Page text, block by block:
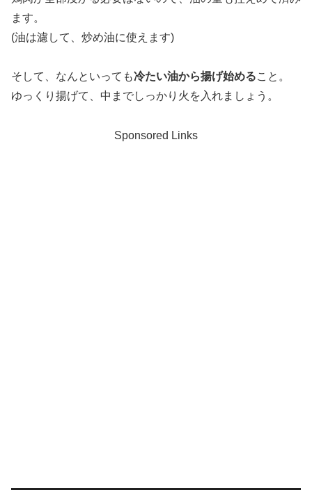
ます。
(油は濾して、炒め油に使えます)
そして、なんといっても冷たい油から揚げ始めること。
ゆっくり揚げて、中までしっかり火を入れましょう。
Sponsored Links